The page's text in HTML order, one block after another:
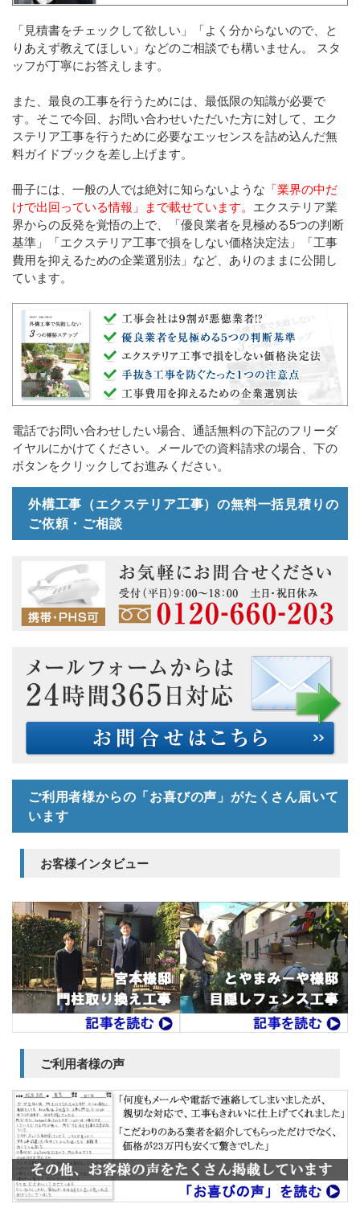
「見積書をチェックして欲しい」「よく分からないので、と
りあえず教えてほしい」などのご相談でも構いません。 スタ
ッフが丁寧にお答えします。
また、最良の工事を行うためには、最低限の知識が必要で
す。そこで今回、お問い合わせいただいた方に対して、エク
ステリア工事を行うために必要なエッセンスを詰め込んだ無
料ガイドブックを差し上げます。
冊子には、一般の人では絶対に知らないような 「業界の中だ
けで出回っている情報」まで載せています。 エクステリア業
界からの反発を覚悟の上で、「優良業者を見極める5つの判断
基準」「エクステリア工事で損をしない価格決定法」「工事
費用を抑えるための企業選別法」など、ありのままに公開し
ています。
電話でお問い合わせしたい場合、通話無料の下記のフリーダ
イヤルにかけてください。メールでの資料請求の場合、下の
ボタンをクリックしてお進みください。
外構工事（エクステリア工事）の無料一括見積りの
ご依頼・ご相談
ご利用者様からの「お喜びの声」がたくさん届いて
います
お客様インタビュー
ご利用者様の声